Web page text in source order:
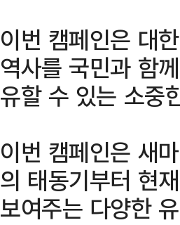
이번 캠페인은 대
역사를 국민과 함
유할 수 있는 소중
이번 캠페인은 새
의 태동기부터 현
보여주는 다양한